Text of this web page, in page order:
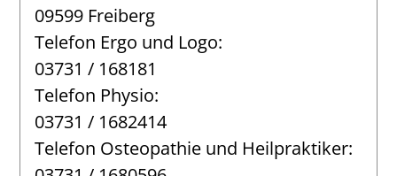
09599 Freiberg
Telefon Ergo und Logo:
03731 / 168181
Telefon Physio:
03731 / 1682414
Telefon Osteopathie und Heilpraktiker: